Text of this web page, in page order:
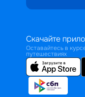
Скачайте
Оставайтесь в
путешествиях